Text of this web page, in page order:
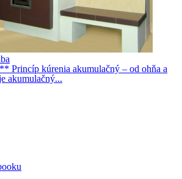
Princíp kúrenia akumulačný – od ohňa a
akumulačný...